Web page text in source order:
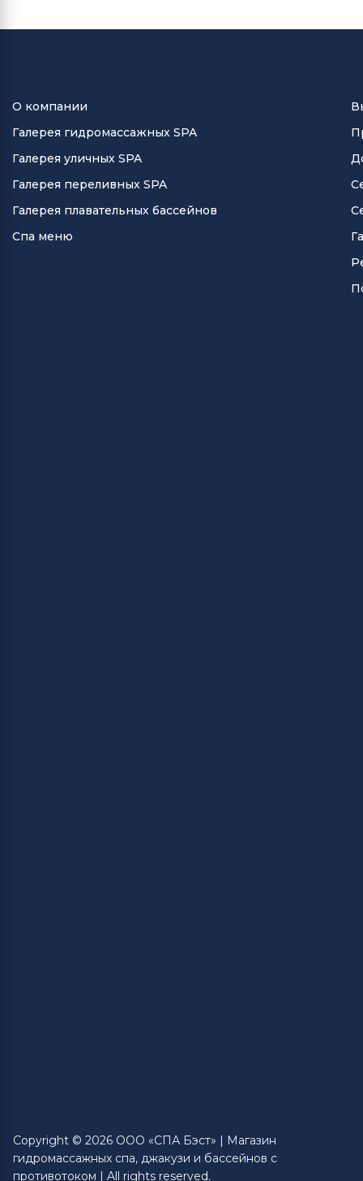
О компании
Галерея гидромассажных SPA
Галерея уличных SPA
Галерея переливных SPA
Галерея плавательных бассейнов
Спа меню
Copyright © 2026 ООО «СПА Бэст» | Магазин
гидромассажных спа, джакузи и бассейнов с
противотоком | All rights reserved.